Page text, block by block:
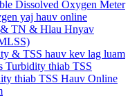
Dissolved Oxygen Meter
yaj hauv online
TN & Hlau Hnyav
& TSS hauv kev lag luam
Turbidity thiab TSS
thiab TSS Hauv Online